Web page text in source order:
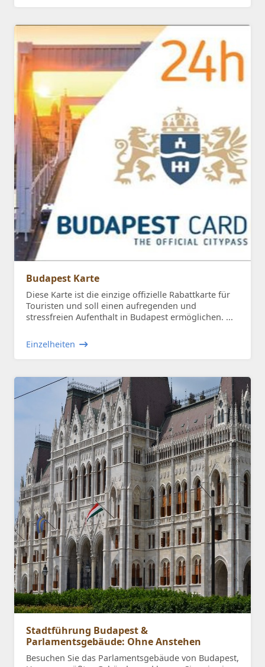
Budapest Karte
Diese Karte ist die einzige offizielle Rabattkarte für
Touristen und soll einen aufregenden und
stressfreien Aufenthalt in Budapest ermöglichen. ...
Einzelheiten
Stadtführung Budapest &
Parlamentsgebäude: Ohne Anstehen
Besuchen Sie das Parlamentsgebäude von Budapest,